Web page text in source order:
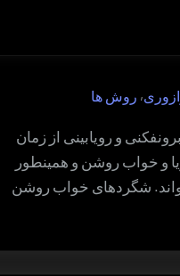
, روش ها
و رویابینی از زمان
و خواب روشن و همینطور
شگردهای خواب روشن